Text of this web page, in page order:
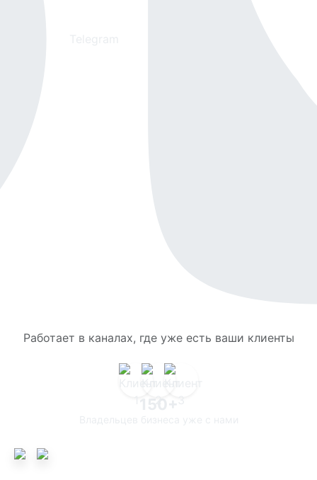
Работает в каналах, где уже есть ваши клиенты
150+